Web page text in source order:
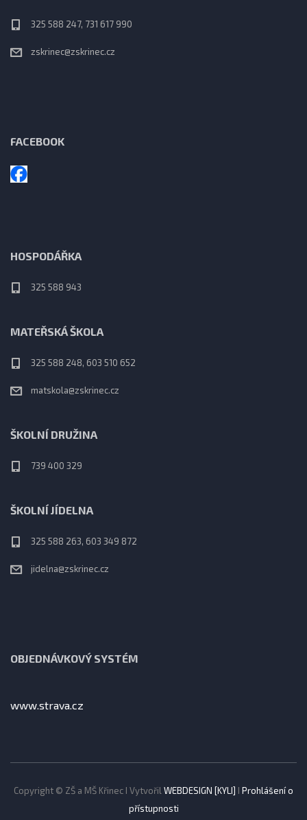
325 588 247, 731 617 990
zskrinec@zskrinec.cz
FACEBOOK
HOSPODÁŘKA
325 588 943
MATEŘSKÁ ŠKOLA
325 588 248, 603 510 652
matskola@zskrinec.cz
ŠKOLNÍ DRUŽINA
739 400 329
ŠKOLNÍ JÍDELNA
325 588 263, 603 349 872
jidelna@zskrinec.cz
OBJEDNÁVKOVÝ SYSTÉM
www.strava.cz
Copyright © ZŠ a MŠ Křinec I Vytvořil WEBDESIGN [KYLI] I Prohlášení o
přístupnosti